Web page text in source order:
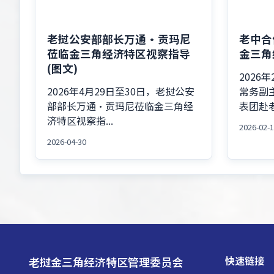
老挝公安部部长万通·贡玛尼
莅临金三角经济特区视察指导
(图文)
2026年4月29日至30日，老挝公安
部部长万通·贡玛尼莅临金三角经
济特区视察指...
2026-04-30
老中
金三
2026
常务副
表团赴
2026-02-
老挝金三角经济特区管理委员会 快速链接